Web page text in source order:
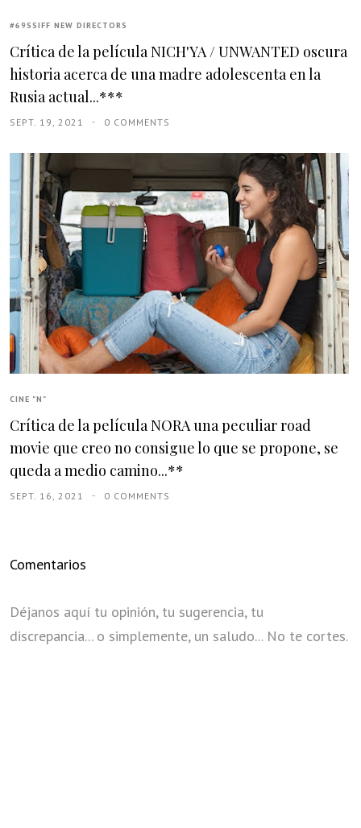
#69SSIFF NEW DIRECTORS
Crítica de la película NICH'YA / UNWANTED oscura
historia acerca de una madre adolescenta en la
Rusia actual...***
SEPT. 19, 2021 0 COMMENTS
CINE "N"
Crítica de la película NORA una peculiar road
movie que creo no consigue lo que se propone, se
queda a medio camino...**
SEPT. 16, 2021 0 COMMENTS
Comentarios
Déjanos aquí tu opinión, tu sugerencia, tu
discrepancia... o simplemente, un saludo... No te cortes.